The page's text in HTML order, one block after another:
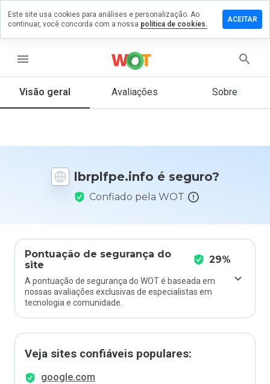
menu
Visão geral Avaliações Sobre
lbrplfpe.info é seguro?
Confiado pela WOT
Pontuação de segurança do
site
29%
A pontuação de segurança do WOT é baseada em
nossas avaliações exclusivas de especialistas em
tecnologia e comunidade.
Veja sites confiáveis populares:
google.com
um
que
Este site usa cookies para análises e personalização. Ao
continuar, você concorda com a nossa política de cookies.
ACEITAR